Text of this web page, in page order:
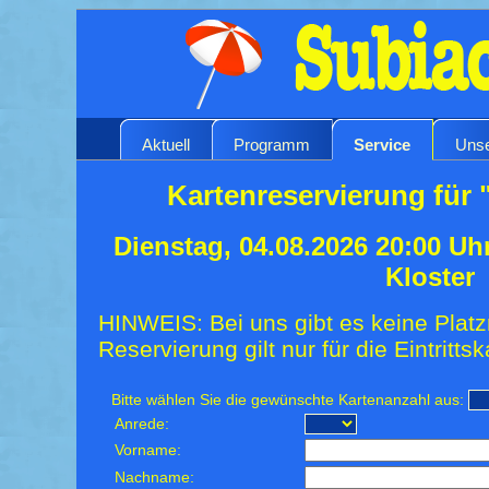
Aktuell Programm Service
Kartenreservierung für
Dienstag, 04.08.2026 20:00
Kloster
HINWEIS: Bei uns gibt es keine
Reservierung gilt nur für die
Bitte wählen Sie die gewünschte Kartenanzahl aus:
Anrede:
Vorname:
Nachname: